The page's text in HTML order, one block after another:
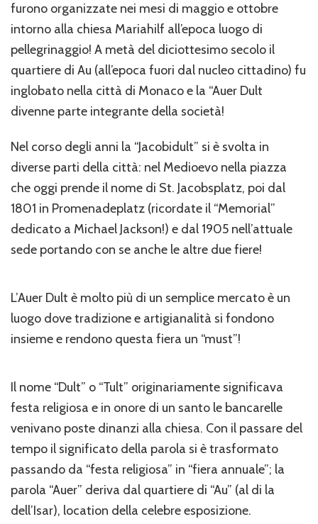
furono organizzate nei mesi di maggio e ottobre
intorno alla chiesa Mariahilf all’epoca luogo di
pellegrinaggio! A metà del diciottesimo secolo il
quartiere di Au (all’epoca fuori dal nucleo cittadino) fu
inglobato nella città di Monaco e la “Auer Dult
divenne parte integrante della società!
Nel corso degli anni la “Jacobidult” si è svolta in
diverse parti della città: nel Medioevo nella piazza
che oggi prende il nome di St. Jacobsplatz, poi dal
1801 in Promenadeplatz (ricordate il “Memorial”
dedicato a Michael Jackson!) e dal 1905 nell’attuale
sede portando con se anche le altre due fiere!
L’Auer Dult è molto più di un semplice mercato è un
luogo dove tradizione e artigianalità si fondono
insieme e rendono questa fiera un “must”!
Il nome “Dult” o “Tult” originariamente significava
festa religiosa e in onore di un santo le bancarelle
venivano poste dinanzi alla chiesa. Con il passare del
tempo il significato della parola si è trasformato
passando da “festa religiosa” in “fiera annuale”; la
parola “Auer” deriva dal quartiere di “Au” (al di la
dell’Isar), location della celebre esposizione.